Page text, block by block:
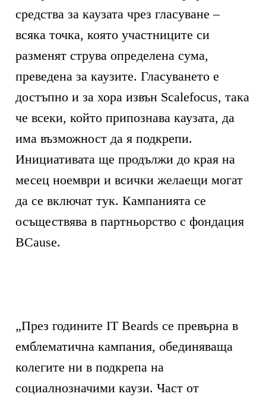
средства за каузата чрез гласуване –
всяка точка, която участниците си
разменят струва определена сума,
преведена за каузите. Гласуването е
достъпно и за хора извън Scalefocus, така
че всеки, който припознава каузата, да
има възможност да я подкрепи.
Инициативата ще продължи до края на
месец ноември и всички желаещи могат
да се включат тук. Кампанията се
осъществява в партньорство с фондация
BCause.
„През годините IT Beards се превърна в
емблематична кампания, обединяваща
колегите ни в подкрепа на
социалнозначими каузи. Част от